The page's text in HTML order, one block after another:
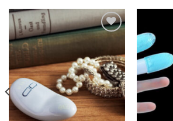
Add to
wishlist